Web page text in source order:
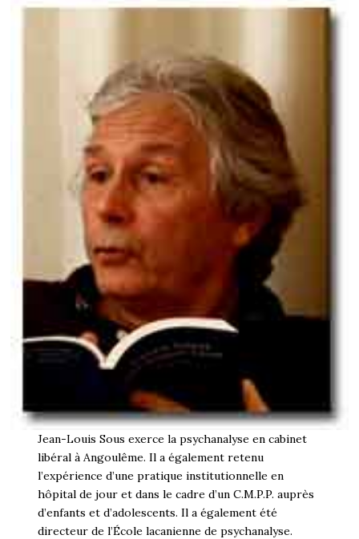
Jean-Louis Sous exerce la psychanalyse en cabinet
libéral à Angoulême. Il a également retenu
l’expérience d’une pratique institutionnelle en
hôpital de jour et dans le cadre d’un C.M.P.P. auprès
d’enfants et d’adolescents. Il a également été
directeur de l’École lacanienne de psychanalyse.